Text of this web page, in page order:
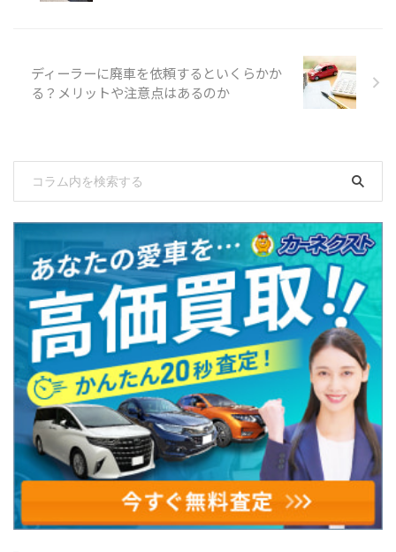
ディーラーに廃車を依頼するといくらかか
る？メリットや注意点はあるのか